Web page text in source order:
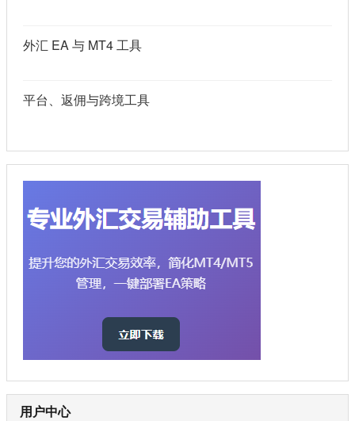
外汇 EA 与 MT4 工具
平台、返佣与跨境工具
用户中心